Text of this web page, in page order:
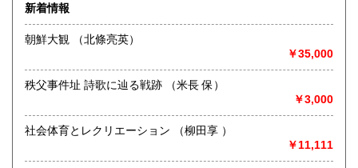
術・アート・建築・書道・理工学・東洋医学・ビジネス書・
武道・山岳・オカルト・幻想文学・サブカルチャー・70年
代、80年代アイドル・アニメ・漫画・雑誌・アダルト・マニ
◎メディア商品【ジャズ・ロック・クラシック・映画・アニ
メ・ゲーム・声優・アイドル・ビジネス・アダルト・車・バ
EP、カセット、ポスター、おもちゃ、グッズ、パンフレット
などマニアックなものを中心に高価買取
新着情報
朝鮮大観 （北條亮英）
￥35,000
秩父事件址 詩歌に辿る戦跡 （米長 保）
￥3,000
社会体育とレクリエーション （柳田享 ）
￥11,111